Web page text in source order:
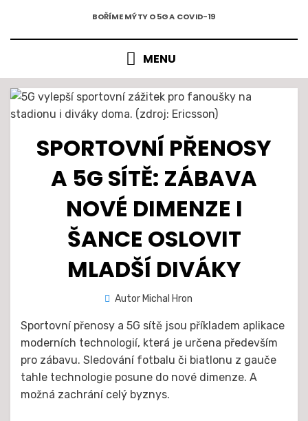
obsahu
BOŘÍME MÝTY O 5G A COVID-19
MENU
SPORTOVNÍ PŘENOSY
A 5G SÍTĚ: ZÁBAVA
NOVÉ DIMENZE I
ŠANCE OSLOVIT
MLADŠÍ DIVÁKY
Autor Michal Hron
Sportovní přenosy a 5G sítě jsou příkladem aplikace
moderních technologií, která je určena především
pro zábavu. Sledování fotbalu či biatlonu z gauče
tahle technologie posune do nové dimenze. A
možná zachrání celý byznys.